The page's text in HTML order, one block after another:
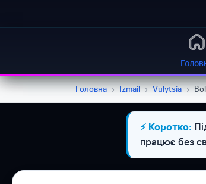
Головна › Izmail › Vulytsia ›
⚡ Коротко:
працює без